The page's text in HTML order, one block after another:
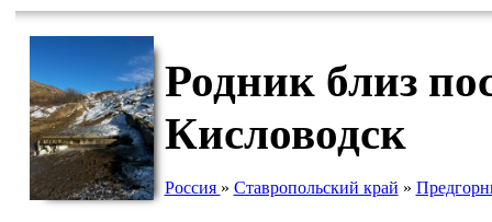
Родник близ
Кисловодск
Россия » Ставропольский край »